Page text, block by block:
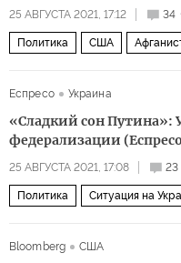
25 АВГУСТА 2021, 17:12 34
Политика США
Еспресо
Украина
«Сладкий сон Путина»:
федерализации
25 АВГУСТА 2021, 17:08 23
Политика Ситуация на
Верховная рада
Bloomberg США